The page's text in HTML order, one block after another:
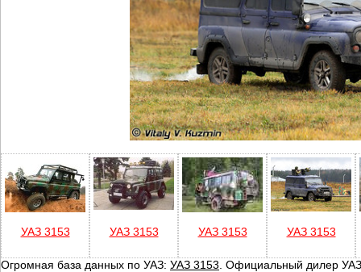
УАЗ 3153 УАЗ 3153 УАЗ 3153 УАЗ 3153
Огромная база данных по УАЗ: УАЗ 3153 . Официальный дилер